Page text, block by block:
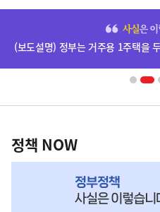
영
책
NOW,
정책 NOW